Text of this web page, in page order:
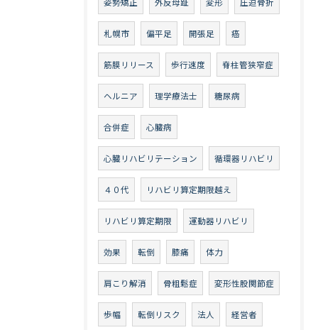
札幌市 偏平足 開張足 癌
筋膜リリース 歩行速度 脊柱管狭窄症
ヘルニア 理学療法士 糖尿病
合併症 心臓病
心臓リハビリテーション 循環器リハビリ
４０代 リハビリ算定期限越え
リハビリ算定期限 運動器リハビリ
効果 転倒 膝痛 体力
肩こり解消 骨粗鬆症 変形性股関節症
歩幅 転倒リスク 法人 経営者